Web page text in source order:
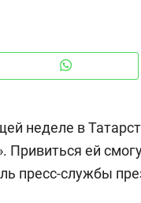
неделе в
Привиться ей
пресс-службы
и ВТБ
150
ID